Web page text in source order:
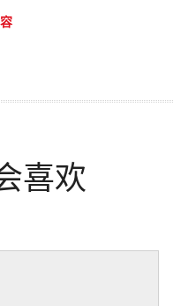
喜欢